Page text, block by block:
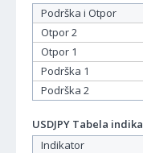
Podrška i Otpor
Otpor 2
Otpor 1
Podrška 1
Podrška 2
USDJPY Tabela
Indikator